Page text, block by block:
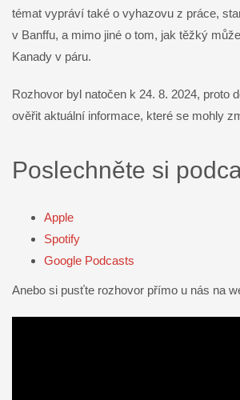
témat vypráví také o vyhazovu z práce,
v Banffu, a mimo jiné o tom, jak těžký
Kanady v páru.
Rozhovor byl natočen k 24. 8. 2024, proto
ověřit aktuální informace, které se mohly
Poslechněte si
Apple
Spotify
Google Podcasts
Anebo si pusťte rozhovor přímo u nás na